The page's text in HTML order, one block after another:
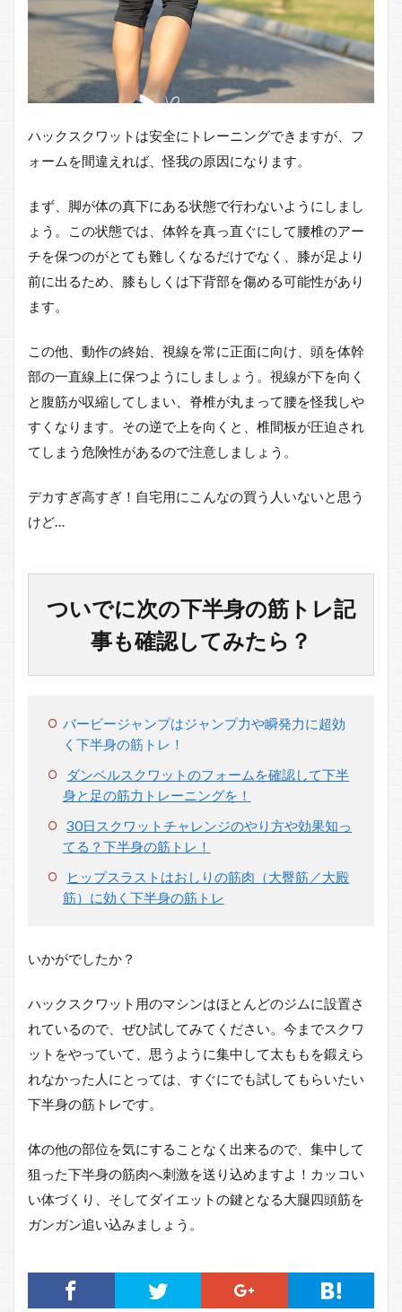
ハックスクワットは安全にトレーニングできますが、フ
ォームを間違えれば、怪我の原因になります。
まず、脚が体の真下にある状態で行わないようにしまし
ょう。この状態では、体幹を真っ直ぐにして腰椎のアー
チを保つのがとても難しくなるだけでなく、膝が足より
前に出るため、膝もしくは下背部を傷める可能性があり
ます。
この他、動作の終始、視線を常に正面に向け、頭を体幹
部の一直線上に保つようにしましょう。視線が下を向く
と腹筋が収縮してしまい、脊椎が丸まって腰を怪我しや
すくなります。その逆で上を向くと、椎間板が圧迫され
てしまう危険性があるので注意しましょう。
デカすぎ高すぎ！自宅用にこんなの買う人いないと思う
けど…
ついでに次の下半身の筋トレ記
事も確認してみたら？
バービージャンプはジャンプ力や瞬発力に超効
く下半身の筋トレ！
ダンベルスクワットのフォームを確認して下半
身と足の筋力トレーニングを！
30日スクワットチャレンジのやり方や効果知っ
てる？下半身の筋トレ！
ヒップスラストはおしりの筋肉（大臀筋／大殿
筋）に効く下半身の筋トレ
いかがでしたか？
ハックスクワット用のマシンはほとんどのジムに設置さ
れているので、ぜひ試してみてください。今までスクワ
ットをやっていて、思うように集中して太ももを鍛えら
れなかった人にとっては、すぐにでも試してもらいたい
下半身の筋トレです。
体の他の部位を気にすることなく出来るので、集中して
狙った下半身の筋肉へ刺激を送り込めますよ！カッコい
い体づくり、そしてダイエットの鍵となる大腿四頭筋を
ガンガン追い込みましょう。